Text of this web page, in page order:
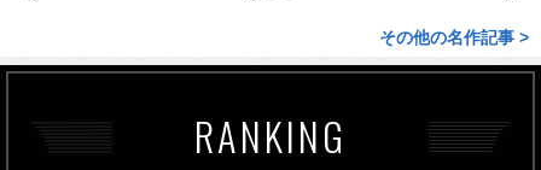
その他の名作記事 >
RANKING